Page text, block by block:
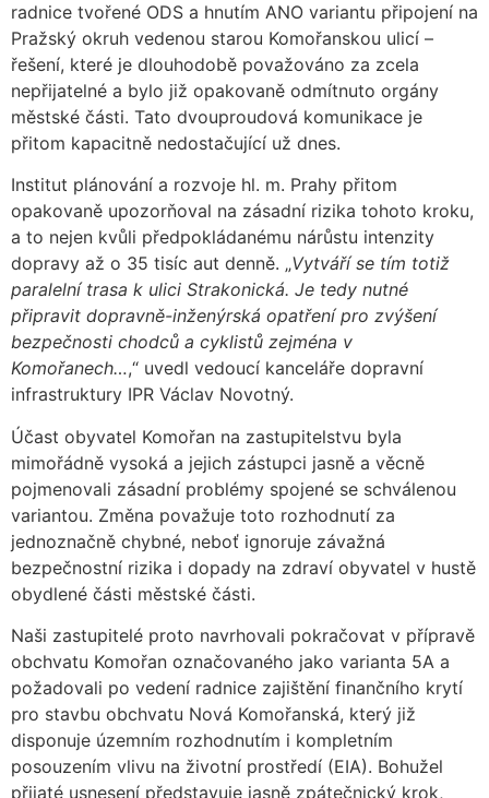
radnice tvořené ODS a hnutím ANO variantu připojení na
Pražský okruh vedenou starou Komořanskou ulicí –
řešení, které je dlouhodobě považováno za zcela
nepřijatelné a bylo již opakovaně odmítnuto orgány
městské části. Tato dvouproudová komunikace je
přitom kapacitně nedostačující už dnes.
Institut plánování a rozvoje hl. m. Prahy přitom
opakovaně upozorňoval na zásadní rizika tohoto kroku,
a to nejen kvůli předpokládanému nárůstu intenzity
dopravy až o 35 tisíc aut denně. „Vytváří se tím totiž
paralelní trasa k ulici Strakonická. Je tedy nutné
připravit dopravně-inženýrská opatření pro zvýšení
bezpečnosti chodců a cyklistů zejména v
Komořanech…,“ uvedl vedoucí kanceláře dopravní
infrastruktury IPR Václav Novotný.
Účast obyvatel Komořan na zastupitelstvu byla
mimořádně vysoká a jejich zástupci jasně a věcně
pojmenovali zásadní problémy spojené se schválenou
variantou. Změna považuje toto rozhodnutí za
jednoznačně chybné, neboť ignoruje závažná
bezpečnostní rizika i dopady na zdraví obyvatel v hustě
obydlené části městské části.
Naši zastupitelé proto navrhovali pokračovat v přípravě
obchvatu Komořan označovaného jako varianta 5A a
požadovali po vedení radnice zajištění finančního krytí
pro stavbu obchvatu Nová Komořanská, který již
disponuje územním rozhodnutím i kompletním
posouzením vlivu na životní prostředí (EIA). Bohužel
přijaté usnesení představuje jasně zpátečnický krok,